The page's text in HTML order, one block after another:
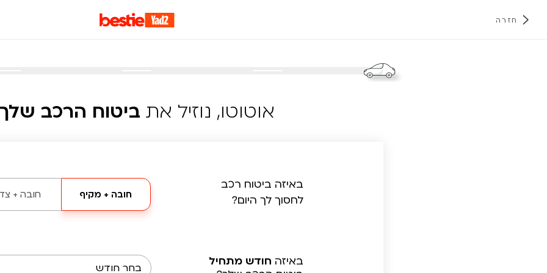
חזרה
אוטוטו, נוזיל את ביטוח הרכב
באיזה ביטוח רכב
לחסוך לך היום?
חובה + מקיף חובה +
באיזה חודש מתחיל